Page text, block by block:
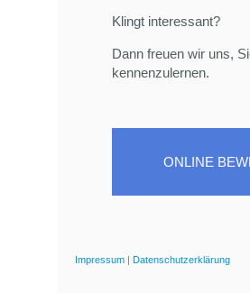
Klingt interessant?
Dann freuen wir uns,
kennenzulernen.
ONLINE
Impressum | Datenschutzerklärung